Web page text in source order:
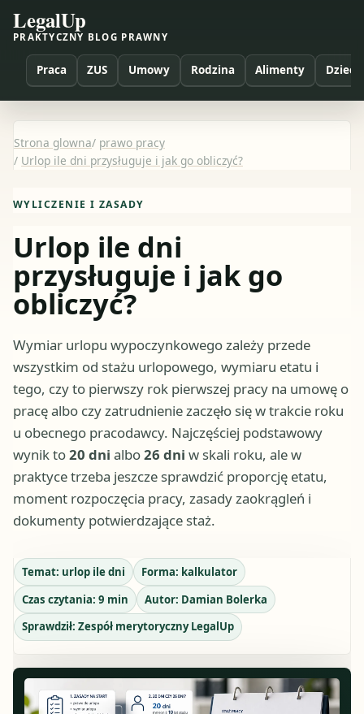
LegalUp
PRAKTYCZNY BLOG PRAWNY
Praca ZUS Umowy Rodzina Alimenty Dzieci
Strona glowna/ prawo pracy
/ Urlop ile dni przysługuje i jak go obliczyć?
WYLICZENIE I ZASADY
Urlop ile dni
przysługuje i jak go
obliczyć?
Wymiar urlopu wypoczynkowego zależy przede
wszystkim od stażu urlopowego, wymiaru etatu i
tego, czy to pierwszy rok pierwszej pracy na umowę o
pracę albo czy zatrudnienie zaczęło się w trakcie roku
u obecnego pracodawcy. Najczęściej podstawowy
wynik to20 dni albo26 dni w skali roku, ale w
praktyce trzeba jeszcze sprawdzić proporcję etatu,
moment rozpoczęcia pracy, zasady zaokrągleń i
dokumenty potwierdzające staż.
Temat: urlop ile dni Forma: kalkulator
Czas czytania: 9 min Autor: Damian Bolerka
Sprawdził: Zespół merytoryczny LegalUp